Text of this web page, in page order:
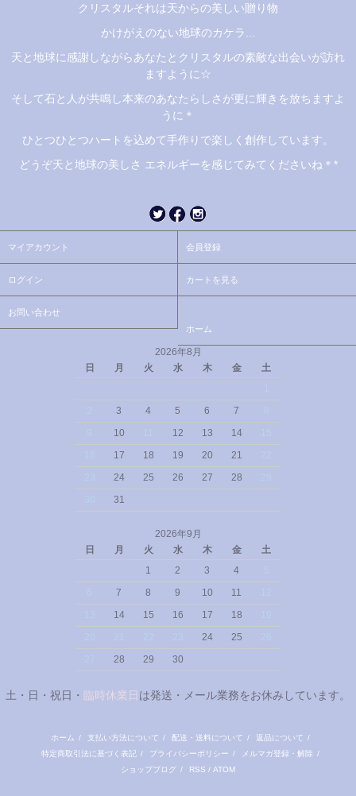
クリスタルそれは天からの美しい贈り物
かけがえのない地球のカケラ...
天と地球に感謝しながらあなたとクリスタルの素敵な出会いが訪れ
ますように☆
そして石と人が共鳴し本来のあなたらしさが更に輝きを放ちますよ
うに＊
ひとつひとつハートを込めて手作りで楽しく創作しています。
どうぞ天と地球の美しさ エネルギーを感じてみてくださいね＊*
マイアカウント 会員登録
ログイン カートを見る
お問い合わせ
ホーム
2026年8月
日
月 火 水 木 金
土
3 4 5 6 7
10 12 13 14
17 18 19 20 21
24 25 26 27 28
31
2026年9月
日
月 火 水 木 金
土
1
2 3 4
7 8 9 10 11
14 15 16 17 18
24 25
28 29 30
土・日・祝日・ 臨時休業日は発送・メール業務をお休みしています。
ホーム / 支払い方法について / 配送・送料について / 返品について /
特定商取引法に基づく表記 / プライバシーポリシー / メルマガ登録・解除 /
ショップブログ / RSS / ATOM